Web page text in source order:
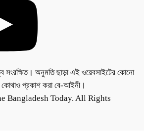
সংরক্ষিত। অনুমতি ছাড়া এই ওয়েবসাইটের কোনো
প্রকাশ করা বে-আইনী।
Bangladesh Today. All Rights